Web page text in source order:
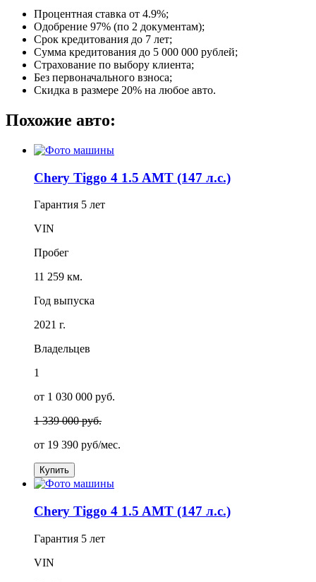
Процентная ставка от 4.9%;
Одобрение 97% (по 2 документам);
Срок кредитования до 7 лет;
Сумма кредитования до 5 000 000 рублей;
Страхование по выбору клиента;
Без первоначального взноса;
Скидка в размере 20% на любое авто.
Похожие авто:
Chery Tiggo 4 1.5 AMT (147 л.с.)
Гарантия 5 лет
VIN
Пробег
11 259 км.
Год выпуска
2021 г.
Владельцев
1
от 1 030 000 руб.
1 339 000 руб.
от 19 390 руб/мес.
Купить
Chery Tiggo 4 1.5 AMT (147 л.с.)
Гарантия 5 лет
VIN